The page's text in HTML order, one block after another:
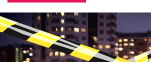
Kliknij, aby powiększyć